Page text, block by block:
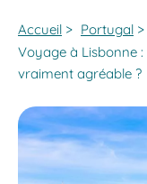
Accueil > Portugal >
Voyage à Lisbonne
vraiment agréable ?